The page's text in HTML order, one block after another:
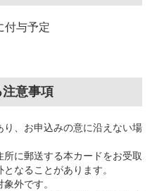
付与予定
意事項
、お申込みの意に沿えない場
に郵送する本カードをお受取
なることがあります。
外です。